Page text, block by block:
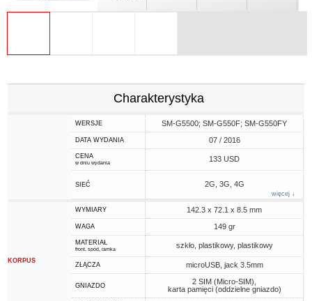
Charakterystyka
WERSJE SM-G5500; SM-G550F; SM-G550FY
DATA WYDANIA 07 / 2016
CENA
w dniu wydania 133 USD
SIEĆ 2G, 3G, 4G
więcej ↓
KORPUS
WYMIARY 142.3 x 72.1 x 8.5 mm
WAGA 149 gr
MATERIAŁ
front, spód, ramka szkło, plastikowy, plastikowy
ZŁĄCZA microUSB, jack 3.5mm
GNIAZDO
2 SIM (Micro-SIM),
karta pamięci (oddzielne gniazdo)